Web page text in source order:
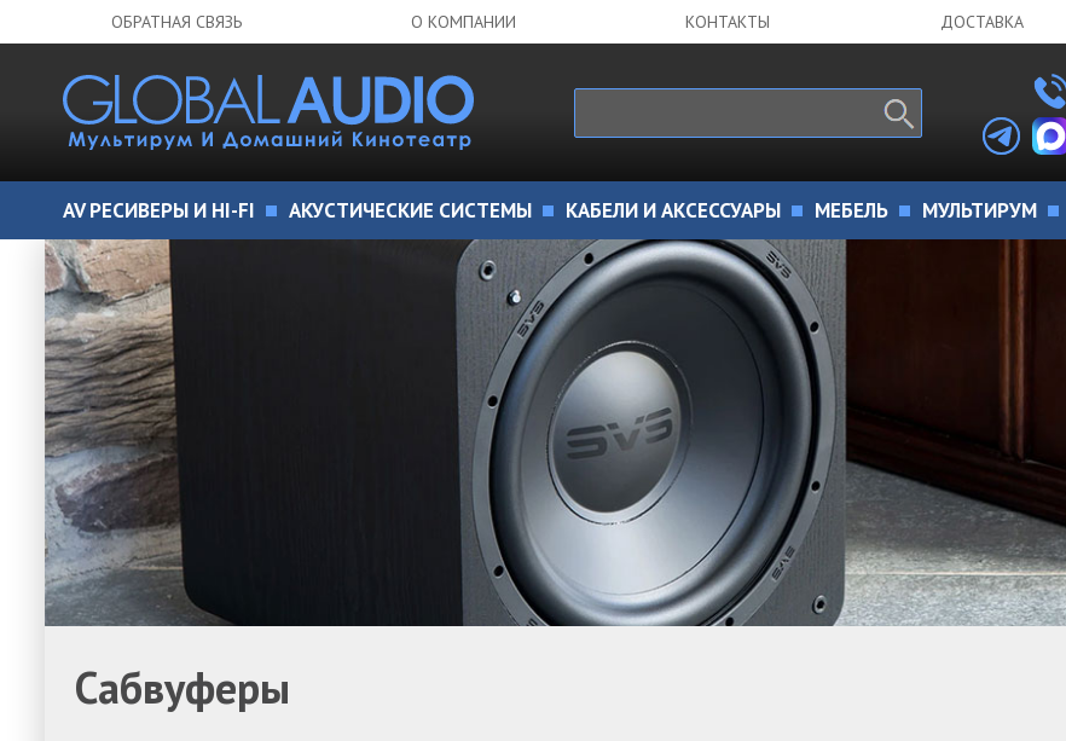
ОБРАТНАЯ СВЯЗЬ О КОМПАНИИ КОНТАКТЫ ДОСТАВКА
AV РЕСИВЕРЫ И HI-FI АКУСТИЧЕСКИЕ СИСТЕМЫ КАБЕЛИ И АКСЕССУАРЫ МЕБЕЛЬ МУЛЬТИРУМ
Сабвуферы